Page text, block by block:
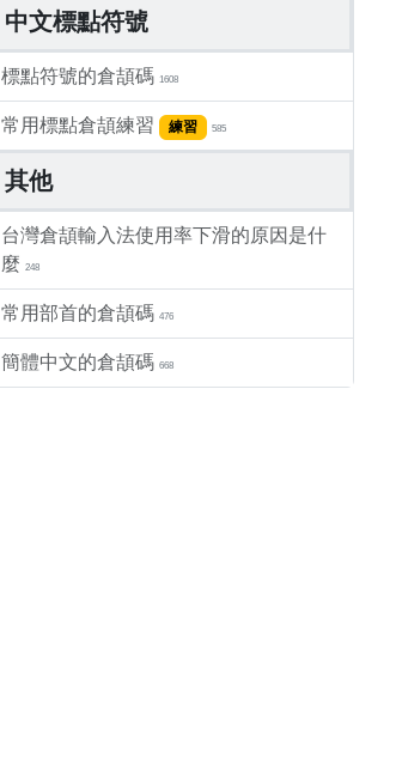
中文標點符號
標點符號的倉頡碼 1608
常用標點倉頡練習 練習 585
其他
台灣倉頡輸入法使用率下滑的原因是什
麼 248
常用部首的倉頡碼 476
簡體中文的倉頡碼 668